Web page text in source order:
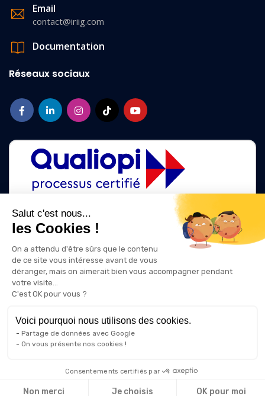
Salut c'est nous...
les Cookies !
On a attendu d'être sûrs que le contenu
de ce site vous intéresse avant de vous
déranger, mais on aimerait bien vous accompagner pendant
votre visite...
C'est OK pour vous ?
Voici pourquoi nous utilisons des cookies.
Partage de données avec Google
On vous présente nos cookies !
Consentements certifiés par
Non merci Je choisis OK pour moi
Email
contact@iriig.com
Documentation
Réseaux sociaux
La certification qualité a été délivrée au titre des catégories d'action
ACTIONS DE FORMATION
ACTIONS DE FORMATION PAR APPRENTISSAGE